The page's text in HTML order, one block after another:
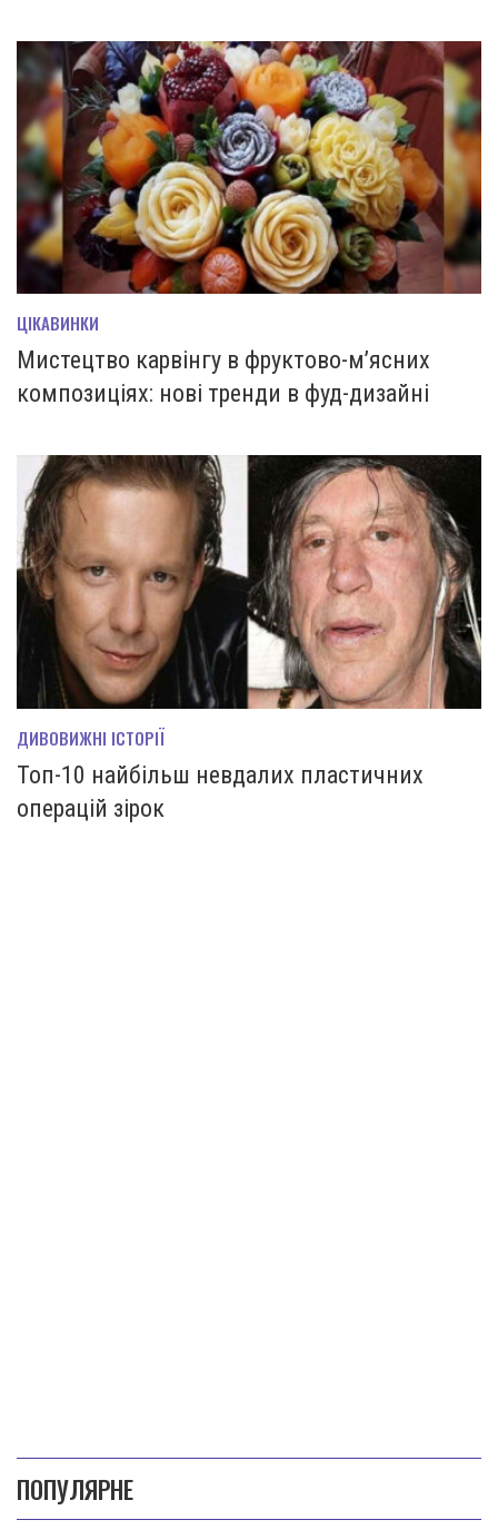
ЦІКАВИНКИ
Мистецтво карвінгу в фруктово-м’ясних
композиціях: нові тренди в фуд-дизайні
ДИВОВИЖНІ ІСТОРІЇ
Топ-10 найбільш невдалих пластичних
операцій зірок
ПОПУЛЯРНЕ